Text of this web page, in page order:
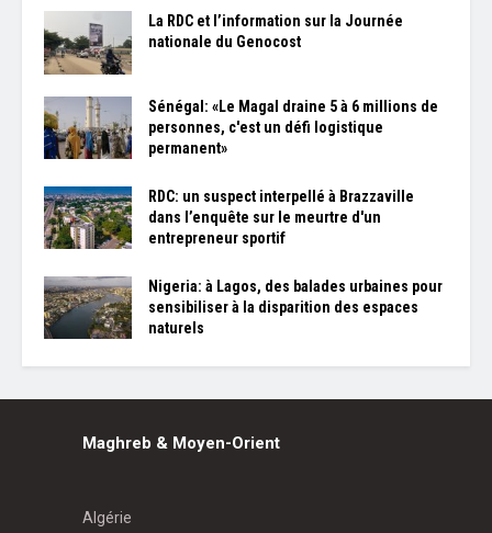
La RDC et l’information sur la Journée
nationale du Genocost
Sénégal: «Le Magal draine 5 à 6 millions de
personnes, c'est un défi logistique
permanent»
RDC: un suspect interpellé à Brazzaville
dans l’enquête sur le meurtre d'un
entrepreneur sportif
Nigeria: à Lagos, des balades urbaines pour
sensibiliser à la disparition des espaces
naturels
Maghreb & Moyen-Orient
Algérie